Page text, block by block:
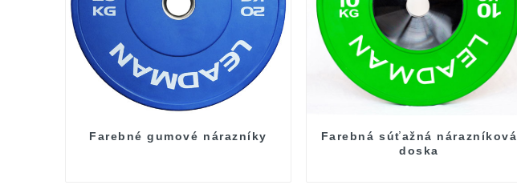
Farebné gumové nárazníky
Farebná súťažná nárazníková
doska